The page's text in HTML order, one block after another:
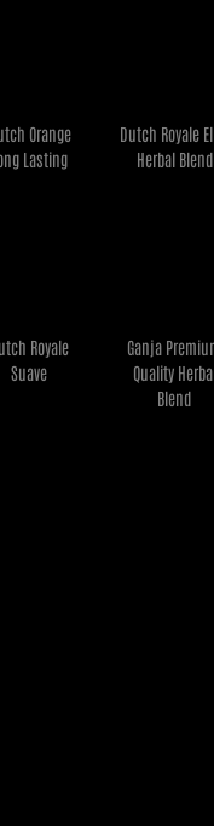
Orange
Lasting
€ 7,95
mais
Dutch Royale
Herbal Blend
€12,95
Ler mais
Royale
Suave
€ 7,95
Ler mais
Ganja
Quality
Blend
€ 33,95
Ler mais